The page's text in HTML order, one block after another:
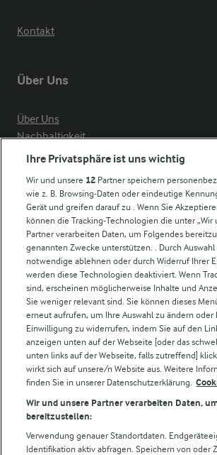
Kontakt
Über Uns
Über Uns
Nachhaltigkeit
Compliance
Arla in anderen Ländern
Weitere Arla Websites
Castello
Lurpak
Arla Pro
Für unsere Landwirt:innen
Folge uns!
Ihre Privatsphäre ist uns wichtig
Wir und unsere 12 Partner speichern
wie z. B. Browsing-Daten oder eindeutige
Gerät und greifen darauf zu . Wenn Sie
können die Tracking-Technologien die unter „Wir
Partner verarbeiten Daten, um Folgendes
genannten Zwecke unterstützen. . Durch
notwendige ablehnen oder durch Widerruf Ihrer
werden diese Technologien deaktiviert. Wenn
sind, erscheinen möglicherweise Inhalte und
Sie weniger relevant sind. Sie können dieses
erneut aufrufen, um Ihre Auswahl zu ändern oder
Einwilligung zu widerrufen, indem Sie auf den
anzeigen unten auf der Webseite [oder das
unten links auf der Webseite, falls zutreffend]
wirkt sich auf unsere/n Website aus. Weitere
finden Sie in unserer Datenschutzerklärung.
Wir und unsere Partner verarbeiten Daten,
bereitzustellen:
Verwendung genauer Standortdaten.
Identifikation aktiv abfragen. Speichern von oder